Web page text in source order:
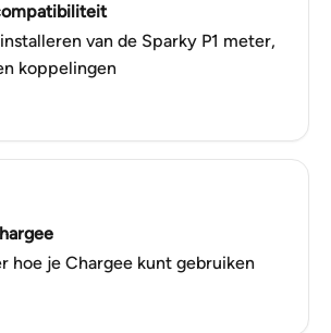
van de Sparky P1 meter,
koppelingen
hoe je Chargee kunt gebruiken